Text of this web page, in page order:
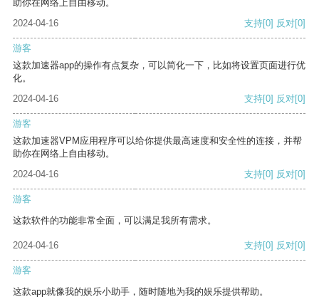
助你在网络上自由移动。
2024-04-16
支持[0] 反对[0]
游客
这款加速器app的操作有点复杂，可以简化一下，比如将设置页面进行优
化。
2024-04-16
支持[0] 反对[0]
游客
这款加速器VPM应用程序可以给你提供最高速度和安全性的连接，并帮
助你在网络上自由移动。
2024-04-16
支持[0] 反对[0]
游客
这款软件的功能非常全面，可以满足我所有需求。
2024-04-16 支持[0] 反对[0]
游客
这款app就像我的娱乐小助手，随时随地为我的娱乐提供帮助。